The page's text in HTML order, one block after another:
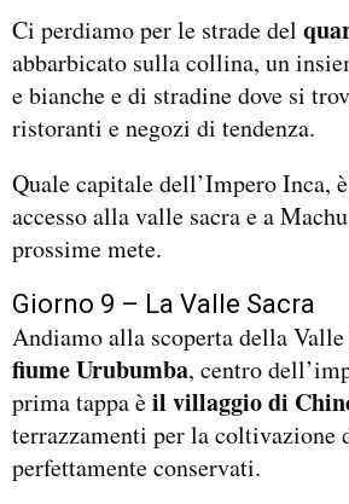
Ci perdiamo per le strade del
abbarbicato sulla collina, un
e bianche e di stradine dove si
ristoranti e negozi di tendenza.
Quale capitale dell’Impero Inca,
accesso alla valle sacra e a
prossime mete.
Giorno 9 – La Valle Sacra
Andiamo alla scoperta della Valle
fiume Urubumba, centro
prima tappa èil villaggio di
terrazzamenti per la coltivazione
perfettamente conservati.